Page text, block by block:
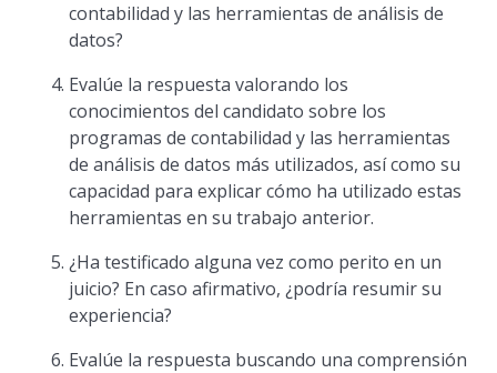
contabilidad y las herramientas de análisis de
datos?
Evalúe la respuesta valorando los
conocimientos del candidato sobre los
programas de contabilidad y las herramientas
de análisis de datos más utilizados, así como su
capacidad para explicar cómo ha utilizado estas
herramientas en su trabajo anterior.
¿Ha testificado alguna vez como perito en un
juicio? En caso afirmativo, ¿podría resumir su
experiencia?
Evalúe la respuesta buscando una comprensión